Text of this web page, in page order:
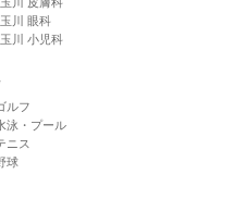
川 眼科
川 小児科
ルフ
泳・プール
ニス
球